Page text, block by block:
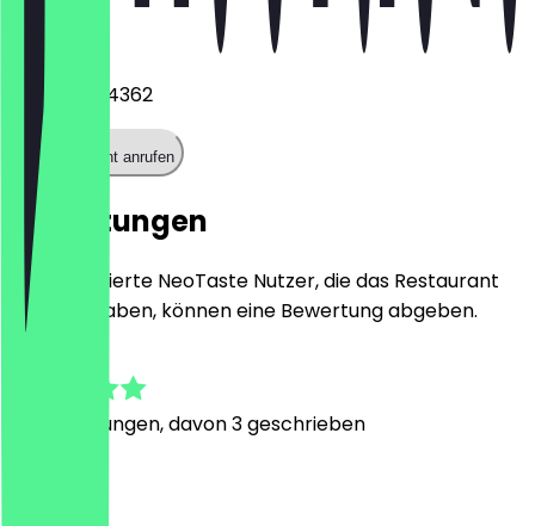
02242 8734362
Restaurant anrufen
Bewertungen
Nur registrierte NeoTaste Nutzer, die das Restaurant
besucht haben, können eine Bewertung abgeben.
Bewertungen, davon 3 geschrieben